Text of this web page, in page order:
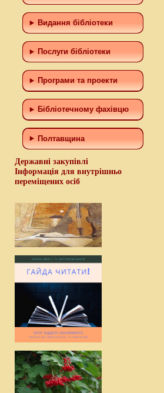
Видання бібліотеки
Послуги бібліотеки
Програми та проекти
Бiблiотечному фахiвцю
Полтавщина
Державні закупівлі
Інформація для внутрішньо
переміщених осіб